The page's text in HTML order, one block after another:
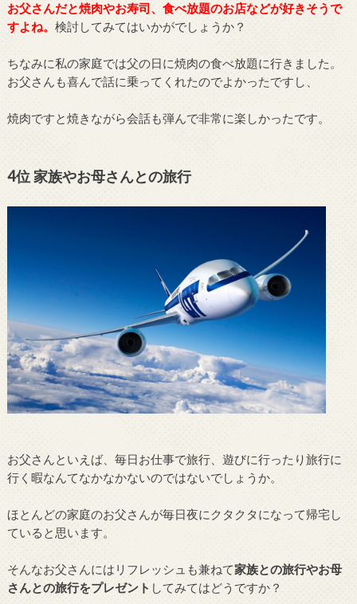
お父さんだと焼肉やお寿司、食べ放題のお店などが好きそうで
すよね。 検討してみてはいかがでしょうか？
ちなみに私の家庭では父の日に焼肉の食べ放題に行きました。
お父さんも喜んで話に乗ってくれたのでよかったですし、
焼肉ですと焼きながら会話も弾んで非常に楽しかったです。
4位 家族やお母さんとの旅行
お父さんといえば、毎日お仕事で旅行、遊びに行ったり旅行に
行く暇なんてなかなかないのではないでしょうか。
ほとんどの家庭のお父さんが毎日夜にクタクタになって帰宅し
ていると思います。
そんなお父さんにはリフレッシュも兼ねて家族との旅行やお母
さんとの旅行をプレゼント してみてはどうですか？